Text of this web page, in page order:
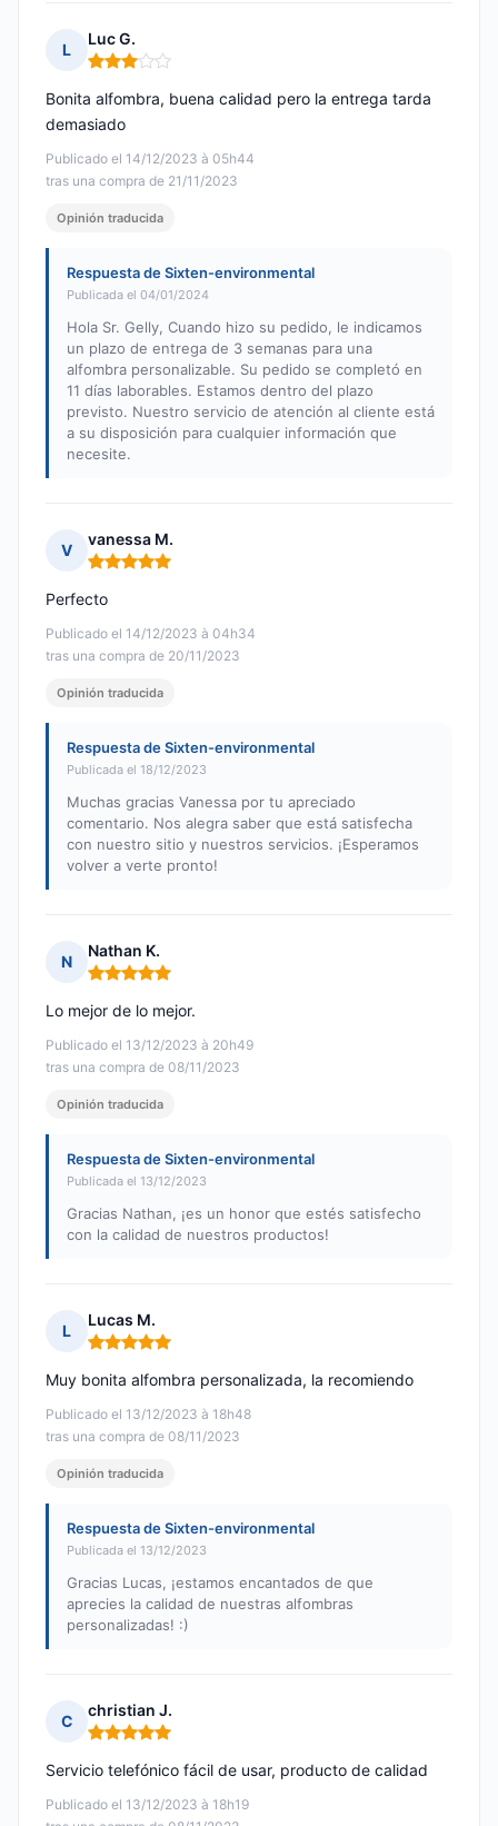
L
Luc G.
Nota: 3 de 5
Publicado el 14/12/2023 à 05h44
tras una compra de 21/11/2023
Bonita alfombra, buena calidad pero la entrega tarda
demasiado
Opinión traducida
Respuesta de Sixten-environmental
Publicada el 04/01/2024
Hola Sr. Gelly, Cuando hizo su pedido, le indicamos
un plazo de entrega de 3 semanas para una
alfombra personalizable. Su pedido se completó en
11 días laborables. Estamos dentro del plazo
previsto. Nuestro servicio de atención al cliente está
a su disposición para cualquier información que
necesite.
V
vanessa M.
Nota: 5 de 5
Publicado el 14/12/2023 à 04h34
tras una compra de 20/11/2023
Perfecto
Opinión traducida
Respuesta de Sixten-environmental
Publicada el 18/12/2023
Muchas gracias Vanessa por tu apreciado
comentario. Nos alegra saber que está satisfecha
con nuestro sitio y nuestros servicios. ¡Esperamos
volver a verte pronto!
N
Nathan K.
Nota: 5 de 5
Publicado el 13/12/2023 à 20h49
tras una compra de 08/11/2023
Lo mejor de lo mejor.
Opinión traducida
Respuesta de Sixten-environmental
Publicada el 13/12/2023
Gracias Nathan, ¡es un honor que estés satisfecho
con la calidad de nuestros productos!
L
Lucas M.
Nota: 5 de 5
Publicado el 13/12/2023 à 18h48
tras una compra de 08/11/2023
Muy bonita alfombra personalizada, la recomiendo
Opinión traducida
Respuesta de Sixten-environmental
Publicada el 13/12/2023
Gracias Lucas, ¡estamos encantados de que
aprecies la calidad de nuestras alfombras
personalizadas! :)
C
christian J.
Nota: 5 de 5
Publicado el 13/12/2023 à 18h19
Servicio telefónico fácil de usar, producto de calidad